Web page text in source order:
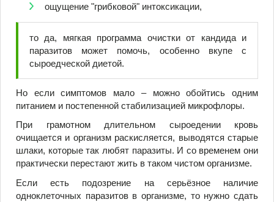
ощущение "грибковой" интоксикации,
то да, мягкая программа очистки от кандида и
паразитов может помочь, особенно вкупе с
сыроедческой диетой.
Но если симптомов мало – можно обойтись одним
питанием и постепенной стабилизацией микрофлоры.
При грамотном длительном сыроедении кровь
очищается и организм раскисляется, выводятся старые
шлаки, которые так любят паразиты. И со временем они
практически перестают жить в таком чистом организме.
Если есть подозрение на серьёзное наличие
одноклеточных паразитов в организме, то нужно сдать